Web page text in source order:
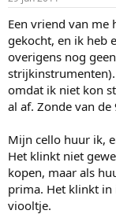
Een vriend van me
gekocht, en ik heb
overigens nog
omdat ik niet kon
al af. Zonde van de
Mijn cello huur ik,
Het klinkt niet
kopen, maar als
prima. Het klinkt in
viooltje.